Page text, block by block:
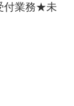
付業務★未